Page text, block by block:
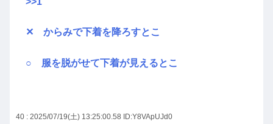
✕ からみで下着を降ろすとこ
○ 服を脱がせて下着が見えるとこ
40 : 2025/07/19(土) 13:25:00.58 ID:Y8VApUJd0